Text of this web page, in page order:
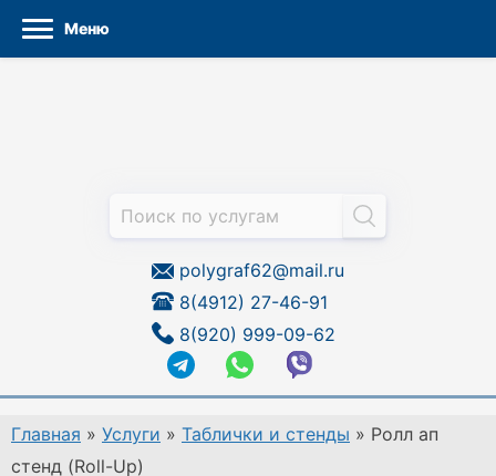
polygraf62@mail.ru
8(4912) 27-46-91
8(920) 999-09-62
Меню
Главная » Услуги » Таблички и стенды » Ролл ап
стенд (Roll-Up)